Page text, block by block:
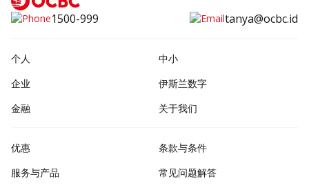
1500-999 tanya@ocbc.id
个人
中小
企业
伊斯兰数字
金融
关于我们
优惠
服务与产品
条款与条件
常见问题解答